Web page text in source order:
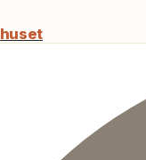
huset